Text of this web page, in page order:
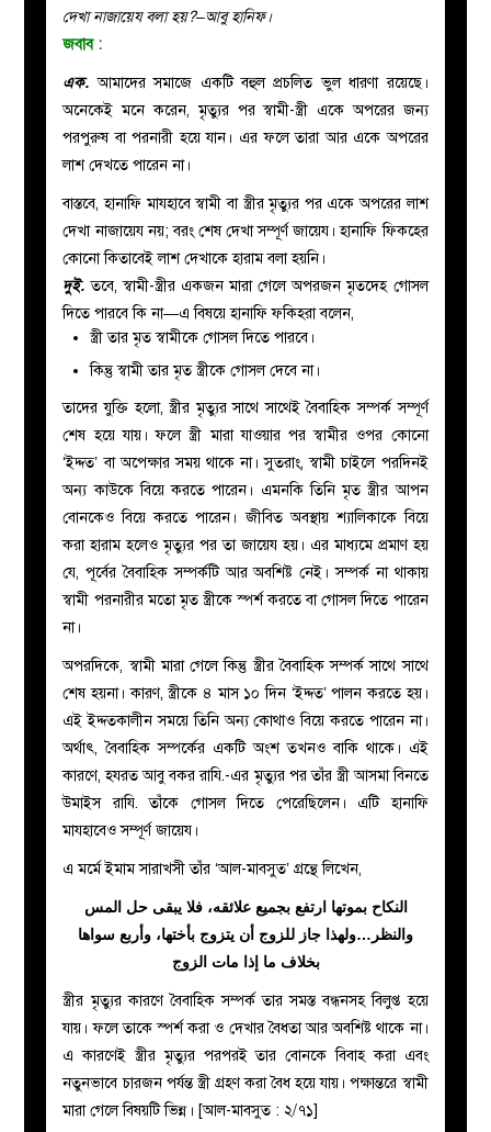
দেখা নাজায়েয বলা হয়?–আবু হানিফ।
জবাব:
এক.আমাদের সমাজে একটি বহুল প্রচলিত ভুল ধারণা রয়েছে।
অনেকেই মনে করেন, মৃত্যুর পর স্বামী-স্ত্রী একে অপরের জন্য
পরপুরুষ বা পরনারী হয়ে যান। এর ফলে তারা আর একে অপরের
লাশ দেখতে পারেন না।
বাস্তবে, হানাফি মাযহাবে স্বামী বা স্ত্রীর মৃত্যুর পর একে অপরের লাশ
দেখা নাজায়েয নয়; বরং শেষ দেখা সম্পূর্ণ জায়েয। হানাফি ফিকহের
কোনো কিতাবেই লাশ দেখাকে হারাম বলা হয়নি।
দুই.তবে, স্বামী-স্ত্রীর একজন মারা গেলে অপরজন মৃতদেহ গোসল
দিতে পারবে কি না—এ বিষয়ে হানাফি ফকিহরা বলেন,
স্ত্রী তার মৃত স্বামীকে গোসল দিতে পারবে।
কিন্তু স্বামী তার মৃত স্ত্রীকে গোসল দেবে না।
তাদের যুক্তি হলো, স্ত্রীর মৃত্যুর সাথে সাথেই বৈবাহিক সম্পর্ক সম্পূর্ণ
শেষ হয়ে যায়। ফলে স্ত্রী মারা যাওয়ার পর স্বামীর ওপর কোনো
‘ইদ্দত’ বা অপেক্ষার সময় থাকে না। সুতরাং, স্বামী চাইলে পরদিনই
অন্য কাউকে বিয়ে করতে পারেন। এমনকি তিনি মৃত স্ত্রীর আপন
বোনকেও বিয়ে করতে পারেন। জীবিত অবস্থায় শ্যালিকাকে বিয়ে
করা হারাম হলেও মৃত্যুর পর তা জায়েয হয়। এর মাধ্যমে প্রমাণ হয়
যে, পূর্বের বৈবাহিক সম্পর্কটি আর অবশিষ্ট নেই। সম্পর্ক না থাকায়
স্বামী পরনারীর মতো মৃত স্ত্রীকে স্পর্শ করতে বা গোসল দিতে পারেন
না।
অপরদিকে, স্বামী মারা গেলে কিন্তু স্ত্রীর বৈবাহিক সম্পর্ক সাথে সাথে
শেষ হয়না। কারণ, স্ত্রীকে ৪ মাস ১০ দিন ‘ইদ্দত’ পালন করতে হয়।
এই ইদ্দতকালীন সময়ে তিনি অন্য কোথাও বিয়ে করতে পারেন না।
অর্থাৎ, বৈবাহিক সম্পর্কের একটি অংশ তখনও বাকি থাকে। এই
কারণে, হযরত আবু বকর রাযি.-এর মৃত্যুর পর তাঁর স্ত্রী আসমা বিনতে
উমাইস রাযি. তাঁকে গোসল দিতে পেরেছিলেন। এটি হানাফি
মাযহাবেও সম্পূর্ণ জায়েয।
এ মর্মে ইমাম সারাখসী তাঁর ‘আল-মাবসুত’ গ্রন্থে লিখেন,
النكاح بموتها ارتفع بجميع علائقه، فلا يبقى حل المس
والنظر…ولهذا جاز للزوج أن يتزوج بأختها، وأربع سواها
بخلاف ما إذا مات الزوج
স্ত্রীর মৃত্যুর কারণে বৈবাহিক সম্পর্ক তার সমস্ত বন্ধনসহ বিলুপ্ত হয়ে
যায়। ফলে তাকে স্পর্শ করা ও দেখার বৈধতা আর অবশিষ্ট থাকে না।
এ কারণেই স্ত্রীর মৃত্যুর পরপরই তার বোনকে বিবাহ করা এবং
নতুনভাবে চারজন পর্যন্ত স্ত্রী গ্রহণ করা বৈধ হয়ে যায়। পক্ষান্তরে স্বামী
মারা গেলে বিষয়টি ভিন্ন। [আল-মাবসুত : ২/৭১]